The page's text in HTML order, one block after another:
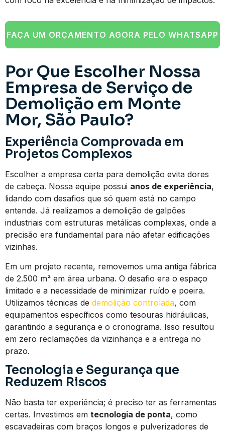
FAÇA UM ORÇAMENTO AGORA PELO WHATSAPP
Por Que Escolher Nossa
Empresa de Serviço de
Demolição em Monte
Mor, São Paulo?
Experiência Comprovada em
Projetos Complexos
Escolher a empresa certa para demolição evita dores
de cabeça. Nossa equipe possui anos de experiência,
lidando com desafios que só quem está no campo
entende. Já realizamos a demolição de galpões
industriais com estruturas metálicas complexas, onde a
precisão era fundamental para não afetar edificações
vizinhas.
Em um projeto recente, removemos uma antiga fábrica
de 2.500 m² em área urbana. O desafio era o espaço
limitado e a necessidade de minimizar ruído e poeira.
Utilizamos técnicas de demolição controlada, com
equipamentos específicos como tesouras hidráulicas,
garantindo a segurança e o cronograma. Isso resultou
em zero reclamações da vizinhança e a entrega no
prazo.
Tecnologia e Segurança que
Reduzem Riscos
Não basta ter experiência; é preciso ter as ferramentas
certas. Investimos em tecnologia de ponta, como
escavadeiras com braços longos e pulverizadores de